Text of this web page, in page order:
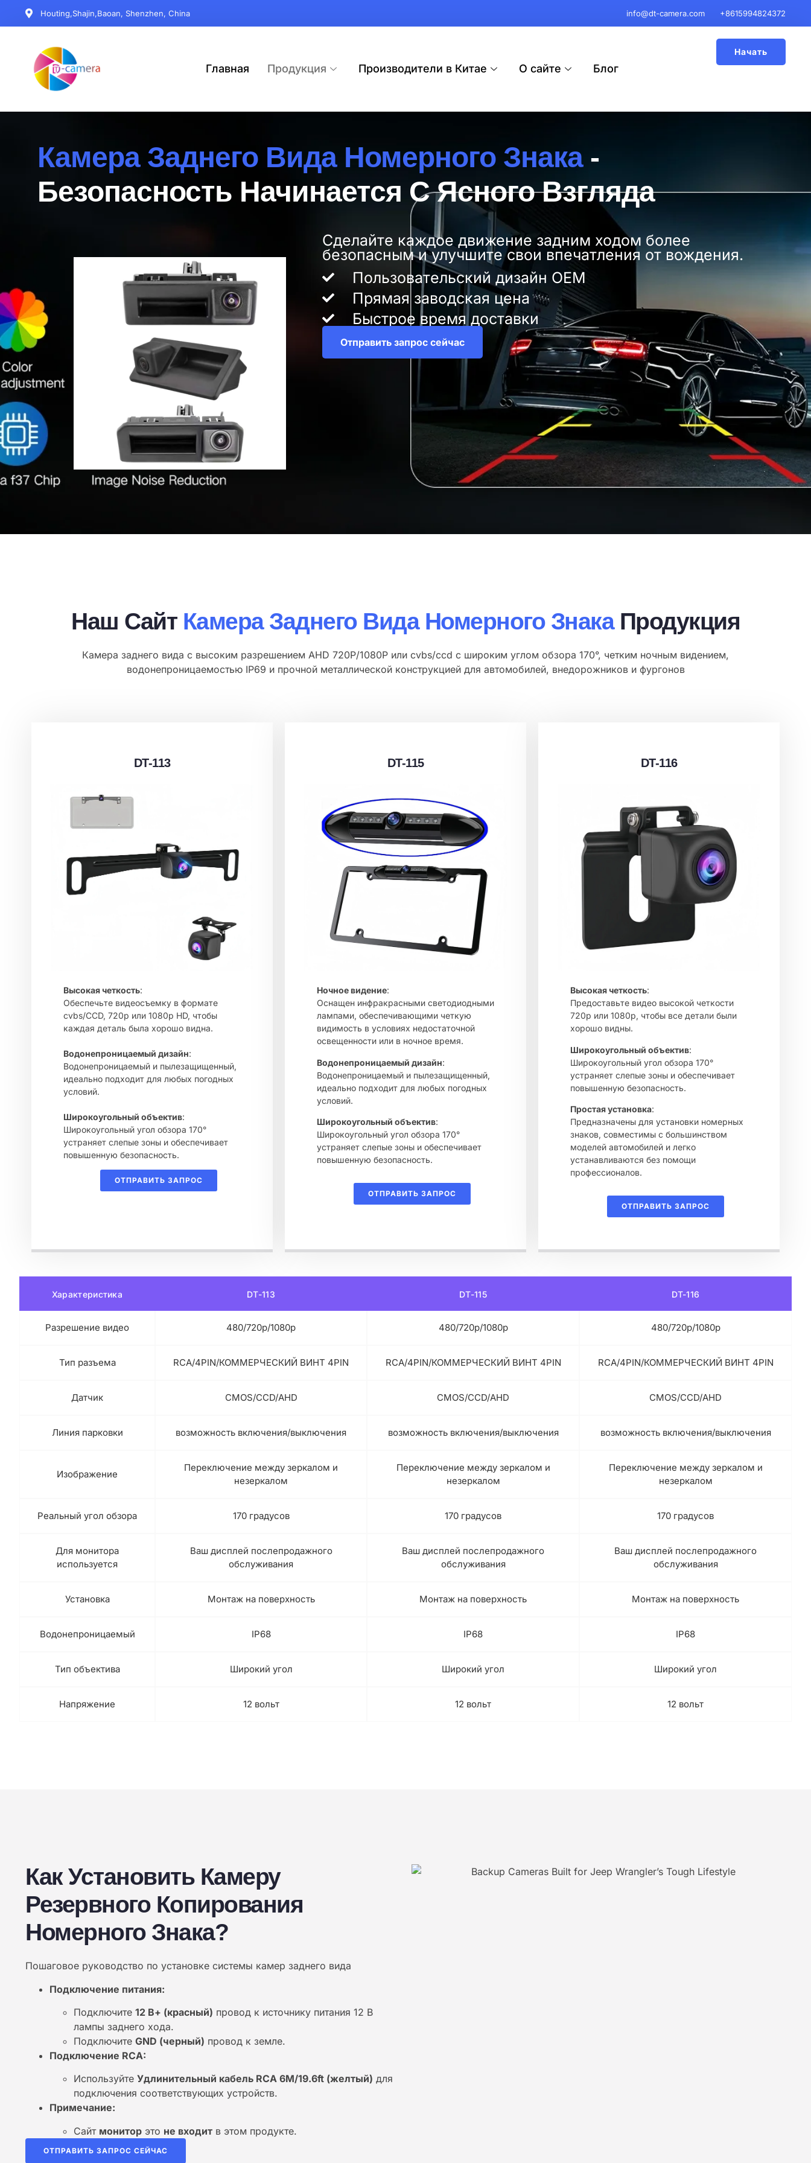
Houting,Shajin,Baoan, Shenzhen, China info@dt-camera.com +8615994824372
Главная Продукция Производители в Китае О сайте Блог
Начать
Камера Заднего Вида Номерного Знака-
Безопасность Начинается С Ясного Взгляда
Сделайте каждое движение задним ходом более
безопасным и улучшите свои впечатления от вождения.
Пользовательский дизайн OEM
Прямая заводская цена
Быстрое время доставки
Отправить запрос сейчас
Наш Сайт Камера Заднего Вида Номерного ЗнакаПродукция
Камера заднего вида с высоким разрешением AHD 720P/1080P или cvbs/ccd с широким углом обзора 170°, четким ночным видением,
водонепроницаемостью IP69 и прочной металлической конструкцией для автомобилей, внедорожников и фургонов
DT-113
Высокая четкость:
Обеспечьте видеосъемку в формате
cvbs/CCD, 720p или 1080p HD, чтобы
каждая деталь была хорошо видна.
Водонепроницаемый дизайн:
Водонепроницаемый и пылезащищенный,
идеально подходит для любых погодных
условий.
Широкоугольный объектив:
Широкоугольный угол обзора 170°
устраняет слепые зоны и обеспечивает
повышенную безопасность.
ОТПРАВИТЬ ЗАПРОС
DT-115
Ночное видение:
Оснащен инфракрасными светодиодными
лампами, обеспечивающими четкую
видимость в условиях недостаточной
освещенности или в ночное время.
Водонепроницаемый дизайн:
Водонепроницаемый и пылезащищенный,
идеально подходит для любых погодных
условий.
Широкоугольный объектив:
Широкоугольный угол обзора 170°
устраняет слепые зоны и обеспечивает
повышенную безопасность.
ОТПРАВИТЬ ЗАПРОС
DT-116
Высокая четкость:
Предоставьте видео высокой четкости
720p или 1080p, чтобы все детали были
хорошо видны.
Широкоугольный объектив:
Широкоугольный угол обзора 170°
устраняет слепые зоны и обеспечивает
повышенную безопасность.
Простая установка:
Предназначены для установки номерных
знаков, совместимы с большинством
моделей автомобилей и легко
устанавливаются без помощи
профессионалов.
ОТПРАВИТЬ ЗАПРОС
Характеристика DT-113 DT-115 DT-116
Разрешение видео 480/720p/1080p 480/720p/1080p 480/720p/1080p
Тип разъема RCA/4PIN/КОММЕРЧЕСКИЙ ВИНТ 4PIN RCA/4PIN/КОММЕРЧЕСКИЙ ВИНТ 4PIN RCA/4PIN/КОММЕРЧЕСКИЙ ВИНТ 4PIN
Датчик CMOS/CCD/AHD CMOS/CCD/AHD CMOS/CCD/AHD
Линия парковки возможность включения/выключения возможность включения/выключения возможность включения/выключения
Изображение
Переключение между зеркалом и
незеркалом
Переключение между зеркалом и
незеркалом
Переключение между зеркалом и
незеркалом
Реальный угол обзора 170 градусов 170 градусов 170 градусов
Для монитора
используется
Ваш дисплей послепродажного
обслуживания
Ваш дисплей послепродажного
обслуживания
Ваш дисплей послепродажного
обслуживания
Установка Монтаж на поверхность Монтаж на поверхность Монтаж на поверхность
Водонепроницаемый IP68 IP68 IP68
Тип объектива Широкий угол Широкий угол Широкий угол
Напряжение 12 вольт 12 вольт 12 вольт
Как Установить Камеру
Резервного Копирования
Номерного Знака?
Пошаговое руководство по установке системы камер заднего вида
Подключение питания:
Подключите 12 В+ (красный) провод к источнику питания 12 В
лампы заднего хода.
Подключите GND (черный) провод к земле.
Подключение RCA:
Используйте Удлинительный кабель RCA 6M/19.6ft (желтый) для
подключения соответствующих устройств.
Примечание:
Сайт монитор это не входит в этом продукте.
ОТПРАВИТЬ ЗАПРОС СЕЙЧАС